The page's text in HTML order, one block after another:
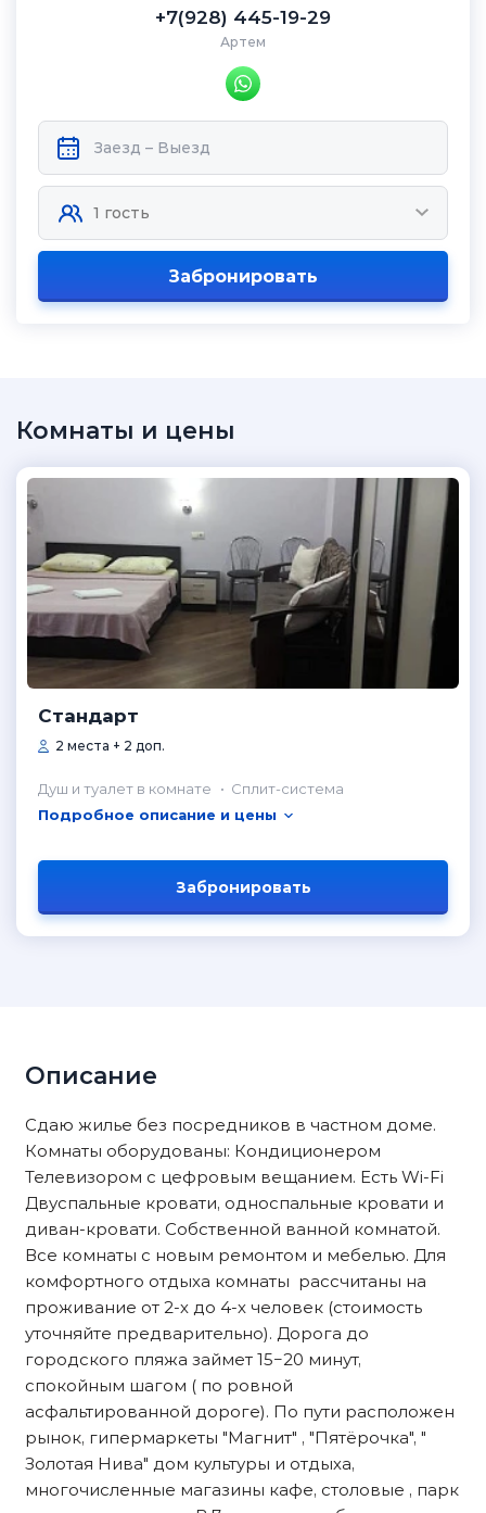
+7(928) 445-19-29
Артем
Забронировать
Комнаты и цены
Стандарт
2 места + 2 доп.
Душ и туалет в комнате
Сплит-система
Подробное описание и цены
Забронировать
Описание
Сдаю жилье без посредников в частном доме.
Комнаты оборудованы: Кондиционером
Телевизором с цефровым вещанием. Есть Wi-Fi
Двуспальные кровати, односпальные кровати и
диван-кровати. Собственной ванной комнатой.
Все комнаты с новым ремонтом и мебелью. Для
комфортного отдыха комнаты рассчитаны на
проживание от 2-х до 4-х человек (стоимость
уточняйте предварительно). Дорога до
городского пляжа займет 15−20 минут,
спокойным шагом ( по ровной
асфальтированной дороге). По пути расположен
рынок, гипермаркеты "Магнит" , "Пятёрочка", "
Золотая Нива" дом культуры и отдыха,
многочисленные магазины кафе, столовые , парк